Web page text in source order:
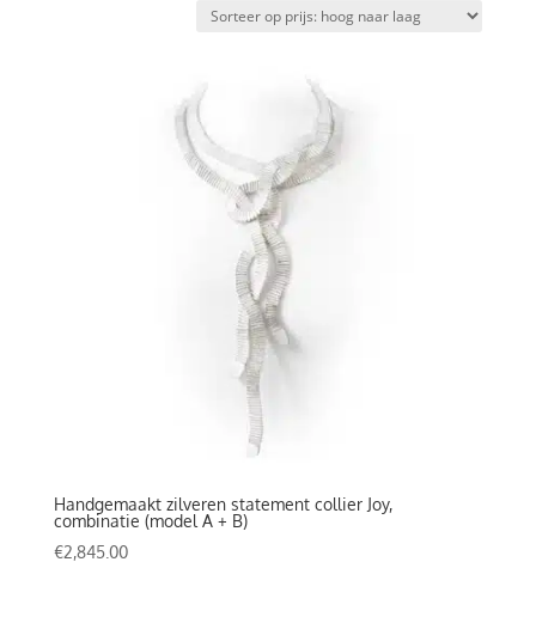
prijs:
Handgemaakt zilveren statement collier Joy,
combinatie (model A + B)
€2,845.00